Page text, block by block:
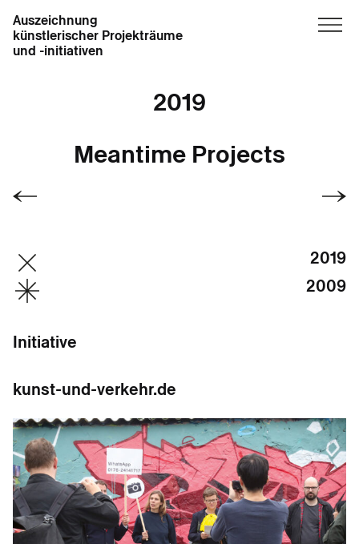
Auszeichnung
künstlerischer Projekträume
und -initiativen
2019
Meantime Projects
2019
2009
Initiative
kunst-und-verkehr.de